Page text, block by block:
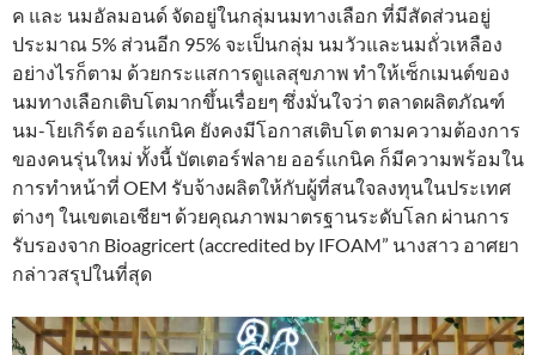
ค และ นมอัลมอนด์ จัดอยู่ในกลุ่มนมทางเลือก ที่มีสัดส่วนอยู่
ประมาณ 5% ส่วนอีก 95% จะเป็นกลุ่ม นมวัวและนมถั่วเหลือง
อย่างไรก็ตาม ด้วยกระแสการดูแลสุขภาพ ทำให้เซ็กเมนต์ของ
นมทางเลือกเติบโตมากขึ้นเรื่อยๆ ซึ่งมั่นใจว่า ตลาดผลิตภัณฑ์
นม-โยเกิร์ต ออร์แกนิค ยังคงมีโอกาสเติบโต ตามความต้องการ
ของคนรุ่นใหม่ ทั้งนี้ บัตเตอร์ฟลาย ออร์แกนิค ก็มีความพร้อมใน
การทำหน้าที่ OEM รับจ้างผลิตให้กับผู้ที่สนใจลงทุนในประเทศ
ต่างๆ ในเขตเอเชียฯ ด้วยคุณภาพมาตรฐานระดับโลก ผ่านการ
รับรองจาก Bioagricert (accredited by IFOAM” นางสาว อาศยา
กล่าวสรุปในที่สุด